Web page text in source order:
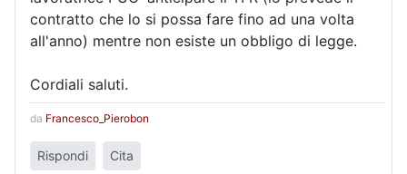
contratto che lo si possa fare fino ad una volta
all'anno) mentre non esiste un obbligo di legge.
Cordiali saluti.
da Francesco_Pierobon
Rispondi Cita